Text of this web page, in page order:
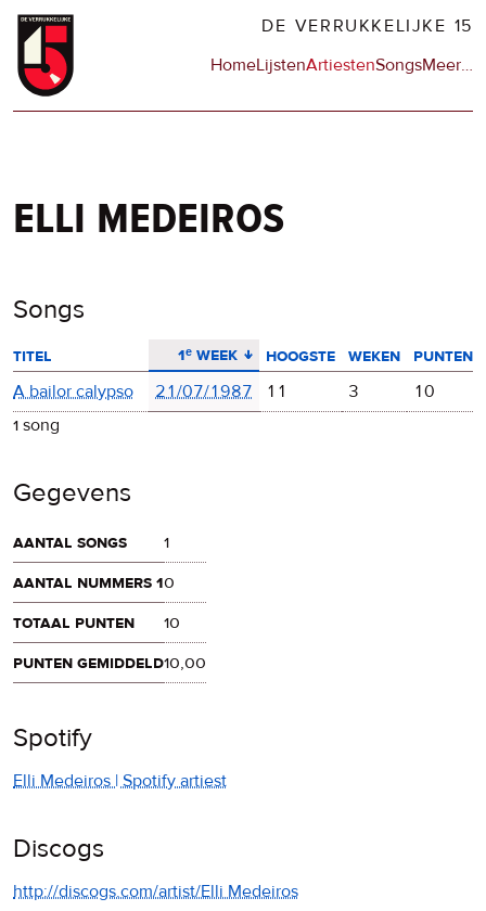
Overslaan
naar
DE VERRUKKELIJKE 15
Hoofdnavigatie
HomeLijstenArtiestenSongsMeerop
…
elli medeiros
Songs
titel 1ᵉ week
aflopend sorteren hoogste weken
punten
A bailor calypso
21/07/1987 11 3
10
1 song
Gegevens
aantal songs
1
aantal nummers 10
totaal punten
10
punten gemiddeld10,00
Spotify
Elli Medeiros | Spotify artiest
Discogs
http://discogs.com/artist/Elli Medeiros